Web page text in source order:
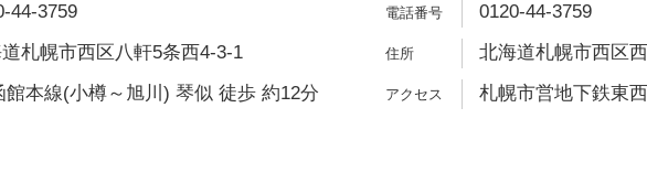
44-3759
札幌市西区八軒5条西4-3-1
館本線(小樽～旭川) 琴似 徒歩 約12分
0120-44-3759
北海道札幌市西区
札幌市営地下鉄東